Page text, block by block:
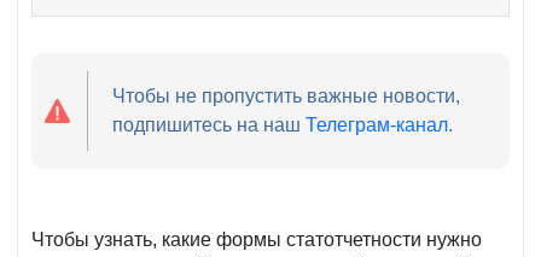
Чтобы не пропустить важные новости,
подпишитесь на нашТелеграм-канал.
Чтобы узнать, какие формы статотчетности нужно